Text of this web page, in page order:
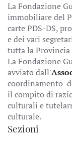
La Fondazione
immobiliare del
carte PDS-DS,
e dei vari
tutta la
La Fondazione
avviato dall'
coordinamento
il compito di
culturali e
culturale.
Sezioni